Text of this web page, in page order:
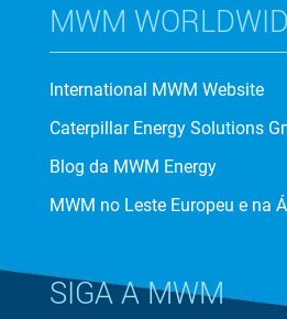
MWM
International MWM Website
Caterpillar Energy Solutions
Blog da MWM Energy
MWM no Leste Europeu e na
SIGA A MWM